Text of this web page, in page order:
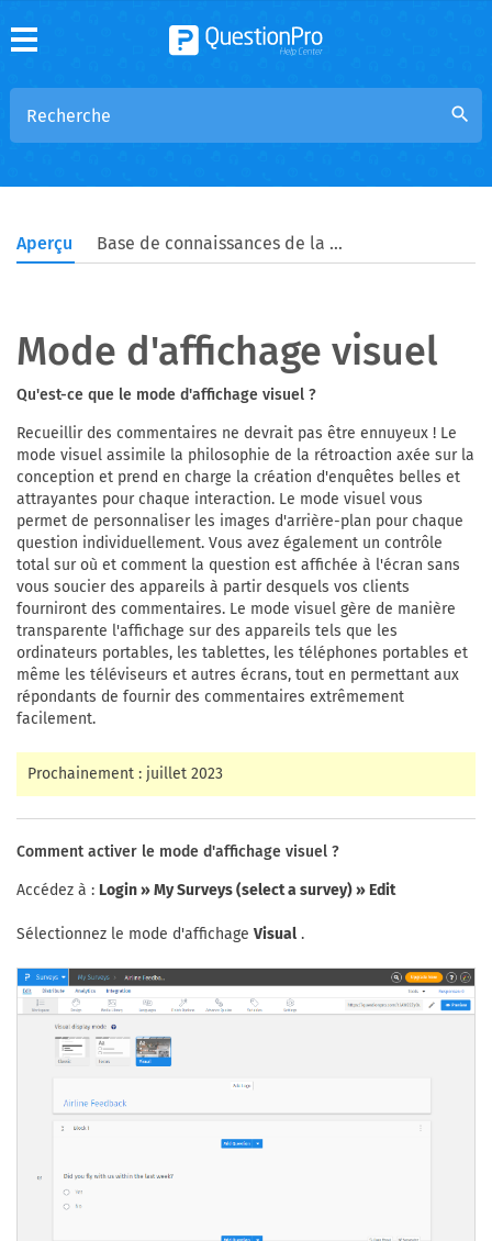
search
Aperçu Base de connaissances de la communauté
Mode d'affichage visuel
Qu'est-ce que le mode d'affichage visuel ?
Recueillir des commentaires ne devrait pas être ennuyeux ! Le
mode visuel assimile la philosophie de la rétroaction axée sur la
conception et prend en charge la création d'enquêtes belles et
attrayantes pour chaque interaction. Le mode visuel vous
permet de personnaliser les images d'arrière-plan pour chaque
question individuellement. Vous avez également un contrôle
total sur où et comment la question est affichée à l'écran sans
vous soucier des appareils à partir desquels vos clients
fourniront des commentaires. Le mode visuel gère de manière
transparente l'affichage sur des appareils tels que les
ordinateurs portables, les tablettes, les téléphones portables et
même les téléviseurs et autres écrans, tout en permettant aux
répondants de fournir des commentaires extrêmement
facilement.
Prochainement : juillet 2023
Comment activer le mode d'affichage visuel ?
Accédez à : Login » My Surveys (select a survey) » Edit
Sélectionnez le mode d'affichage Visual .